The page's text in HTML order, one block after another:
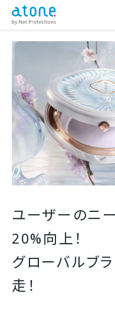
導入事例
実店舗で導入
ユーザーのニ
20%向上！
グローバルブ
走！